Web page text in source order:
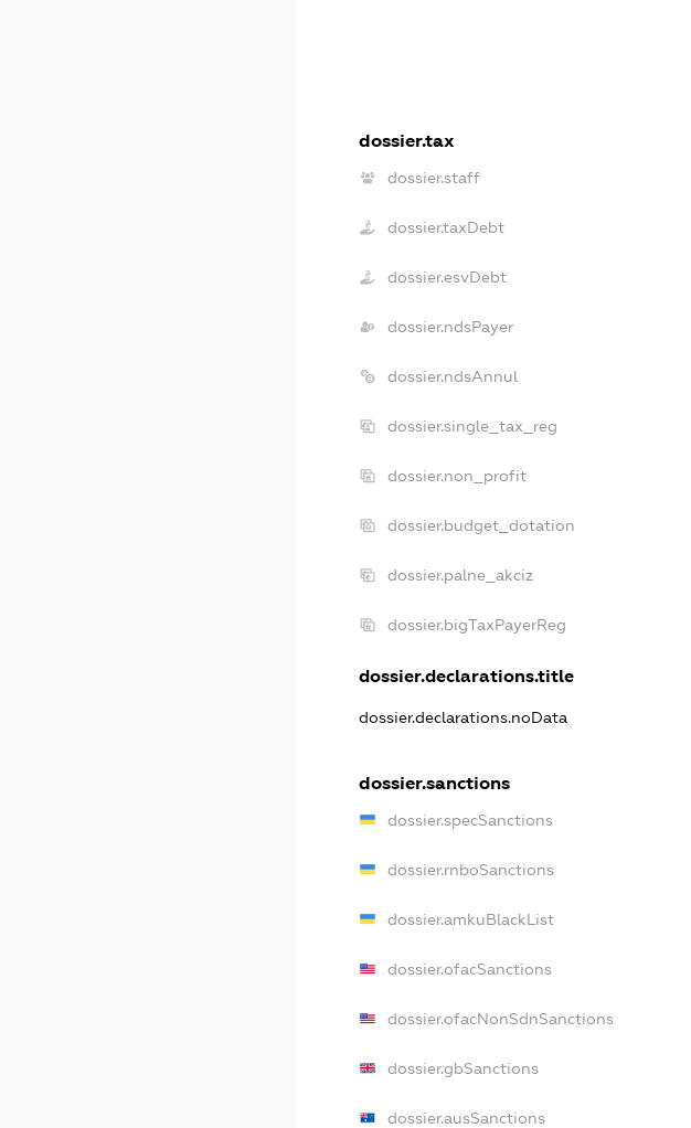
dossier.tax
dossier.staff
dossier.taxDebt
dossier.esvDebt
dossier.ndsPayer
dossier.ndsAnnul
dossier.single_tax_reg
dossier.non_profit
dossier.budget_dotation
dossier.palne_akciz
dossier.bigTaxPayerReg
dossier.declarations.title
dossier.declarations.noData
dossier.sanctions
dossier.specSanctions
dossier.rnboSanctions
dossier.amkuBlackList
dossier.ofacSanctions
dossier.ofacNonSdnSanctions
dossier.gbSanctions
dossier.ausSanctions